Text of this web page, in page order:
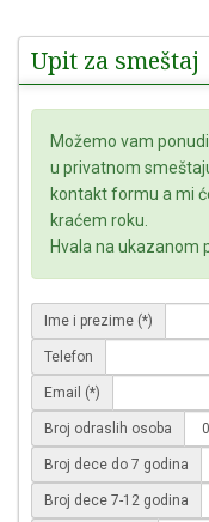
Upit za smeštaj
Možemo vam
u privatnom
kontakt formu a mi
kraćem roku.
Hvala na ukazanom
Ime i prezime (*)
Telefon
Email (*)
Broj odraslih osoba
Broj dece do 7 godina
Broj dece 7-12 godina